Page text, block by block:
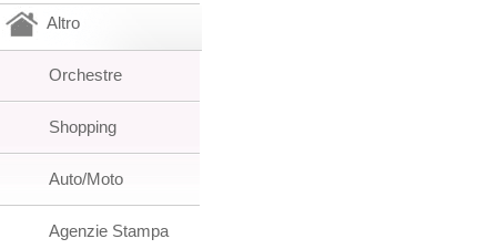
Altro
Orchestre
Shopping
Auto/Moto
Agenzie Stampa